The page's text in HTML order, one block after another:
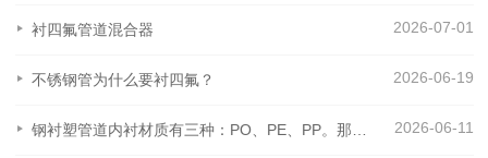
2026-07-01
衬四氟管道混合器
2026-06-19
不锈钢管为什么要衬四氟？
2026-06-11